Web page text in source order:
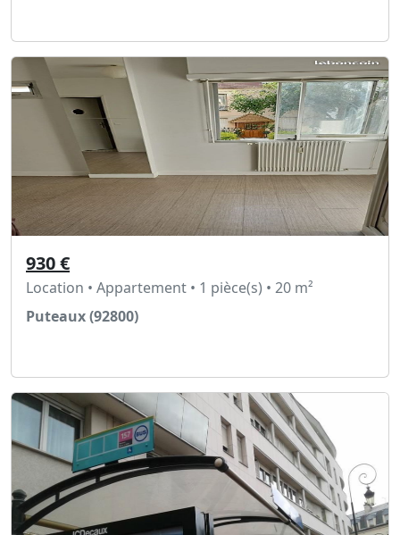
930 €
Location • Appartement • 1 pièce(s) • 20 m²
Puteaux (92800)